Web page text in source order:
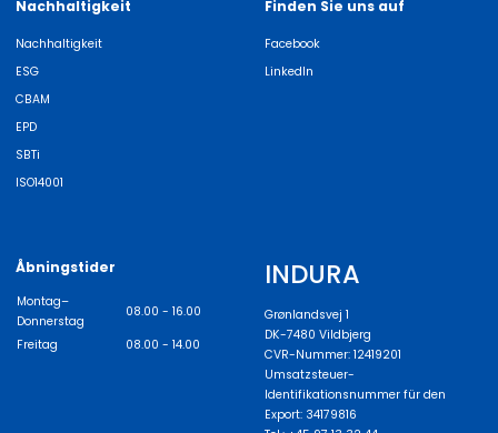
Nachhaltigkeit
Nachhaltigkeit
ESG
CBAM
EPD
SBTi
ISO14001
Finden Sie uns auf
Facebook
LinkedIn
Åbningstider
Montag–
Donnerstag
08.00 - 16.00
Freitag
08.00 - 14.00
INDURA
Grønlandsvej 1
DK-7480 Vildbjerg
CVR-Nummer: 12419201
Umsatzsteuer-
Identifikationsnummer für den
Export: 34179816